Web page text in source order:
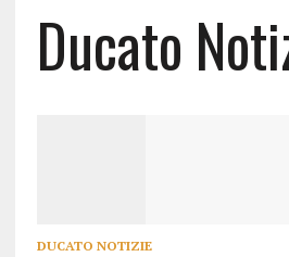
Ducato
DUCATO NOTIZIE